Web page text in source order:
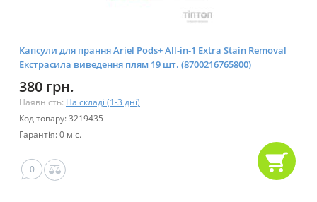
Капсули для прання Ariel Pods+ All-in-1 Extra Stain Removal
Екстрасила виведення плям 19 шт. (8700216765800)
380 грн.
Наявність: На складі (1-3 дні)
Код товару: 3219435
Гарантія: 0 міс.
0